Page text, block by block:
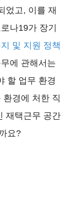
었고, 이를 재
나19가 장기
및 지원 정책
에 관해서는
할 업무 환경
환경에 처한 직
재택근무 공간
요?